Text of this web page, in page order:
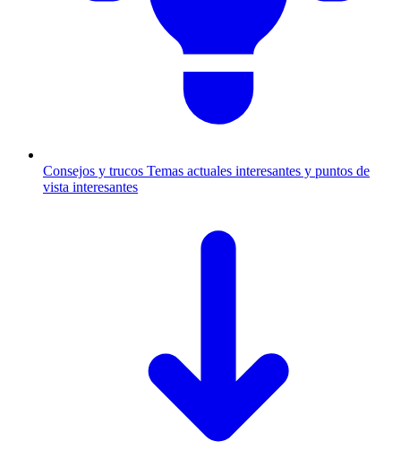
Consejos y trucos Temas actuales interesantes y puntos de
vista interesantes